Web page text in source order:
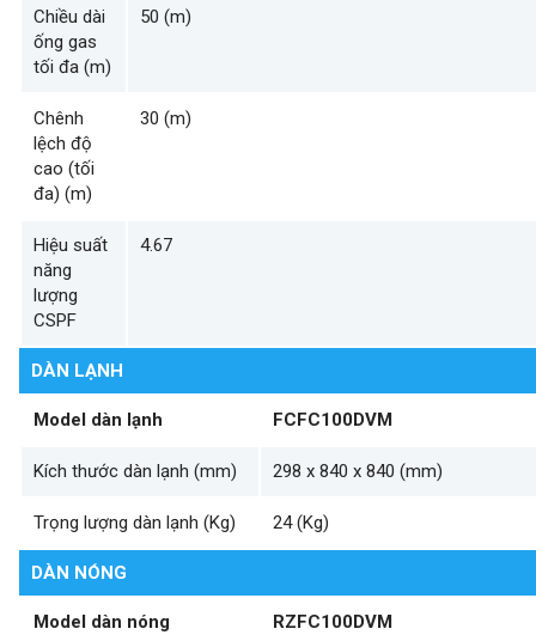
Chiều dài
ống gas
tối đa (m)
50 (m)
Chênh
lệch độ
cao (tối
đa) (m)
30 (m)
Hiệu suất
năng
lượng
CSPF
4.67
DÀN LẠNH
Model dàn lạnh FCFC100DVM
Kích thước dàn lạnh (mm) 298 x 840 x 840 (mm)
Trọng lượng dàn lạnh (Kg) 24 (Kg)
DÀN NÓNG
Model dàn nóng RZFC100DVM